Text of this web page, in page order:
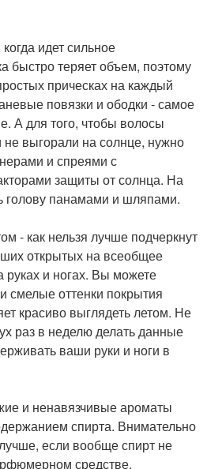
идет сильное
быстро теряет объем, поэтому
прическах на каждый
повязки и ободки - самое
А для того, чтобы волосы
выгорали на солнце, нужно
и спреями с
защиты от солнца. На
голову панамами и шляпами.
- как нельзя лучше подчеркнут
открытых на всеобщее
руках и ногах. Вы можете
смелые оттенки покрытия
красиво выглядеть летом. Не
раз в неделю делать данные
ваши руки и ноги в
и ненавязчивые ароматы
спирта. Внимательно
если вообще спирт не
средстве.